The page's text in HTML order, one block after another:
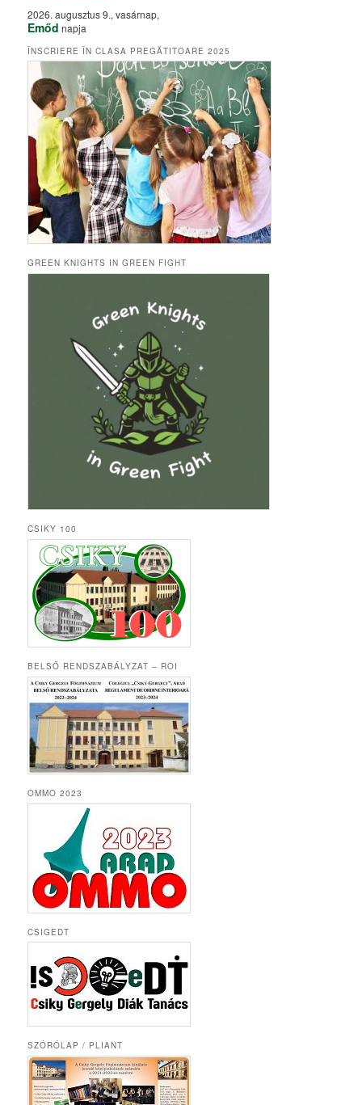
2026. augusztus 9., vasárnap,
Emőd napja
ÎNSCRIERE ÎN CLASA PREGĂTITOARE 2025
GREEN KNIGHTS IN GREEN FIGHT
CSIKY 100
BELSŐ RENDSZABÁLYZAT – ROI
OMMO 2023
CSIGEDT
SZÓRÓLAP / PLIANT